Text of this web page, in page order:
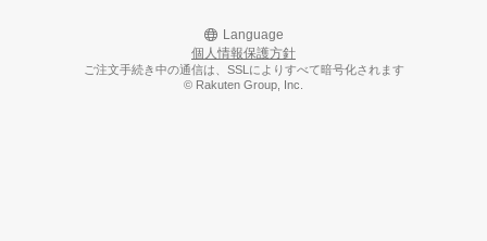
Language
個人情報保護方針
ご注文手続き中の通信は、SSLによりすべて暗号化されます
© Rakuten Group, Inc.